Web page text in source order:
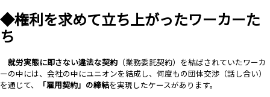
◆権利を求めて立ち上がったワーカーた
ち
就労実態に即さない違法な契約 （業務委託契約）を結ばされていたワーカ
ーの中には、会社の中にユニオンを結成し、何度もの団体交渉（話し合い）
を通じて、
「雇用契約」の締結を実現したケースがあります。